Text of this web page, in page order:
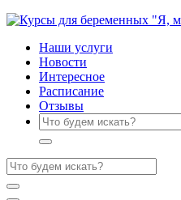
Наши услуги
Новости
Интересное
Расписание
Отзывы